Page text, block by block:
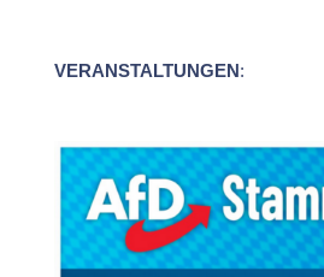
VERANSTALTUNGEN: